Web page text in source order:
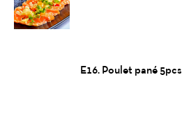
E16. Poulet pané 5pcs